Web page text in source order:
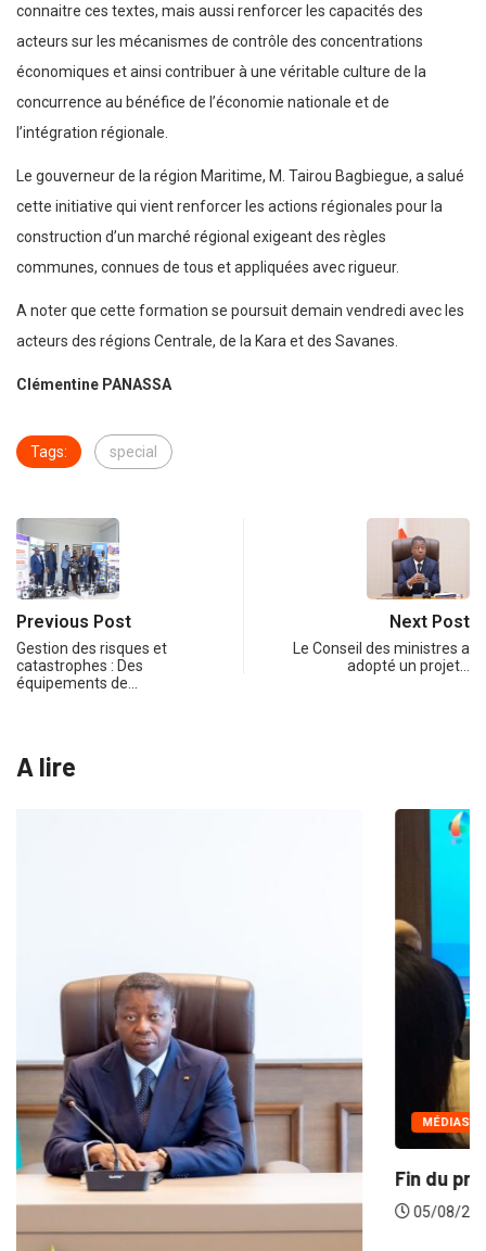
connaitre ces textes, mais aussi renforcer les capacités des
acteurs sur les mécanismes de contrôle des concentrations
économiques et ainsi contribuer à une véritable culture de la
concurrence au bénéfice de l’économie nationale et de
l’intégration régionale.
Le gouverneur de la région Maritime, M. Tairou Bagbiegue, a salué
cette initiative qui vient renforcer les actions régionales pour la
construction d’un marché régional exigeant des règles
communes, connues de tous et appliquées avec rigueur.
A noter que cette formation se poursuit demain vendredi avec les
acteurs des régions Centrale, de la Kara et des Savanes.
Clémentine PANASSA
Tags: special
Previous Post
Gestion des risques et
catastrophes : Des
équipements de…
Next Post
Le Conseil des ministres a
adopté un projet…
A lire
MÉDIAS
Fin du programme CIPCC 2026 de la...